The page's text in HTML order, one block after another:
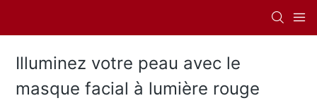
Illuminez votre peau avec le
masque facial à lumière rouge